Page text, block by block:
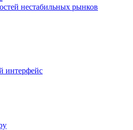
нестабильных рынков
интерфейс